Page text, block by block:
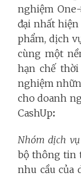
nghiệm
đại nhất hiện
phẩm, dịch
cùng một
hạn chế
nghiệm
cho doanh
CashUp:
Nhóm dịch
bộ thông tin
nhu cầu của